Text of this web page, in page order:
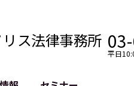
ス法律事務所
平日